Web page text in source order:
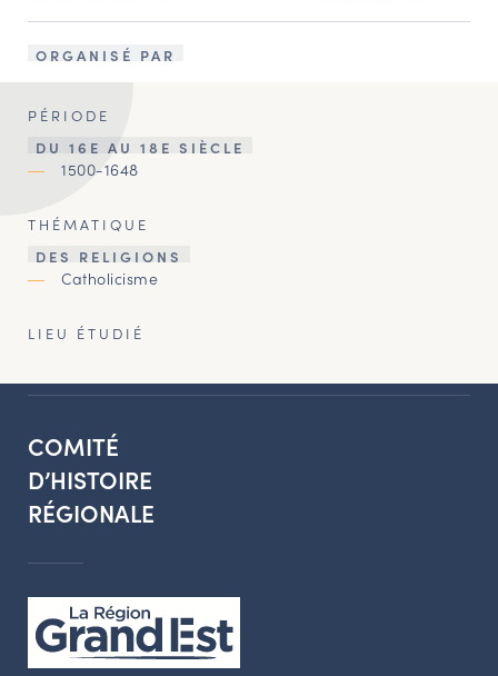
ORGANISÉ PAR
PÉRIODE
DU 16E AU 18E SIÈCLE
1500-1648
THÉMATIQUE
DES RELIGIONS
Catholicisme
LIEU ÉTUDIÉ
COMITÉ
D’HISTOIRE
RÉGIONALE